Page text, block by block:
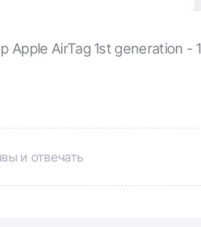
Apple AirTag 1st generation -
и отвечать